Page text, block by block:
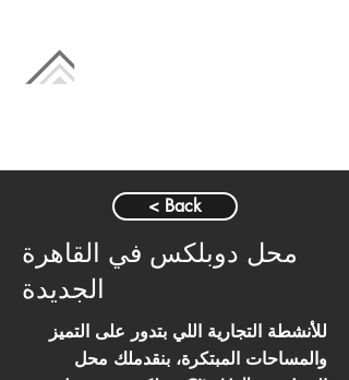
< Back
محل دوبلكس في القاهرة
الجديدة
للأنشطة التجارية اللي بتدور على التميز
والمساحات المبتكرة، بنقدملك محل